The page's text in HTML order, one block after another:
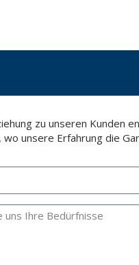
any time exercise their rights of access,
zu unseren Kunden
wo unsere Erfahrung die